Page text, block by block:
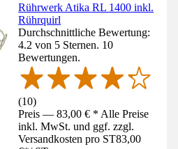
Rührwerk Atika RL 1400 inkl.
Rührquirl
Durchschnittliche Bewertung:
4.2 von 5 Sternen. 10
Bewertungen.
(10)
Preis — 83,00 € * Alle Preise
inkl. MwSt. und ggf. zzgl.
Versandkosten pro ST83,00